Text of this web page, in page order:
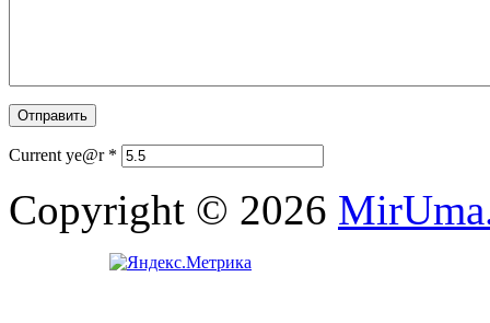
Current ye@r *
Copyright © 2026